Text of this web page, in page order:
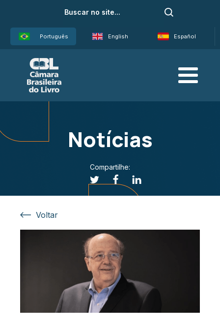
Português English Español
Notícias
Compartilhe:
Voltar